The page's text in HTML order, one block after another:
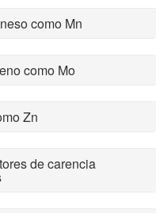
como Mn
como Mo
Zn
de carencia